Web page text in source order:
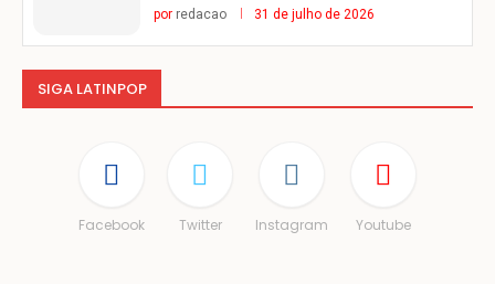
por redacao 31 de julho de 2026
SIGA LATINPOP
Facebook Twitter Instagram Youtube